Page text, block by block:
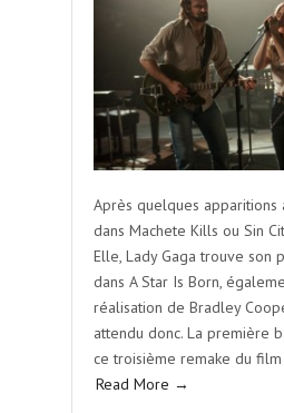
Après quelques apparitions
dans Machete Kills ou Sin
Elle, Lady Gaga trouve son
dans A Star Is Born,
réalisation de Bradley
attendu donc. La première
ce troisième remake du
Read More →